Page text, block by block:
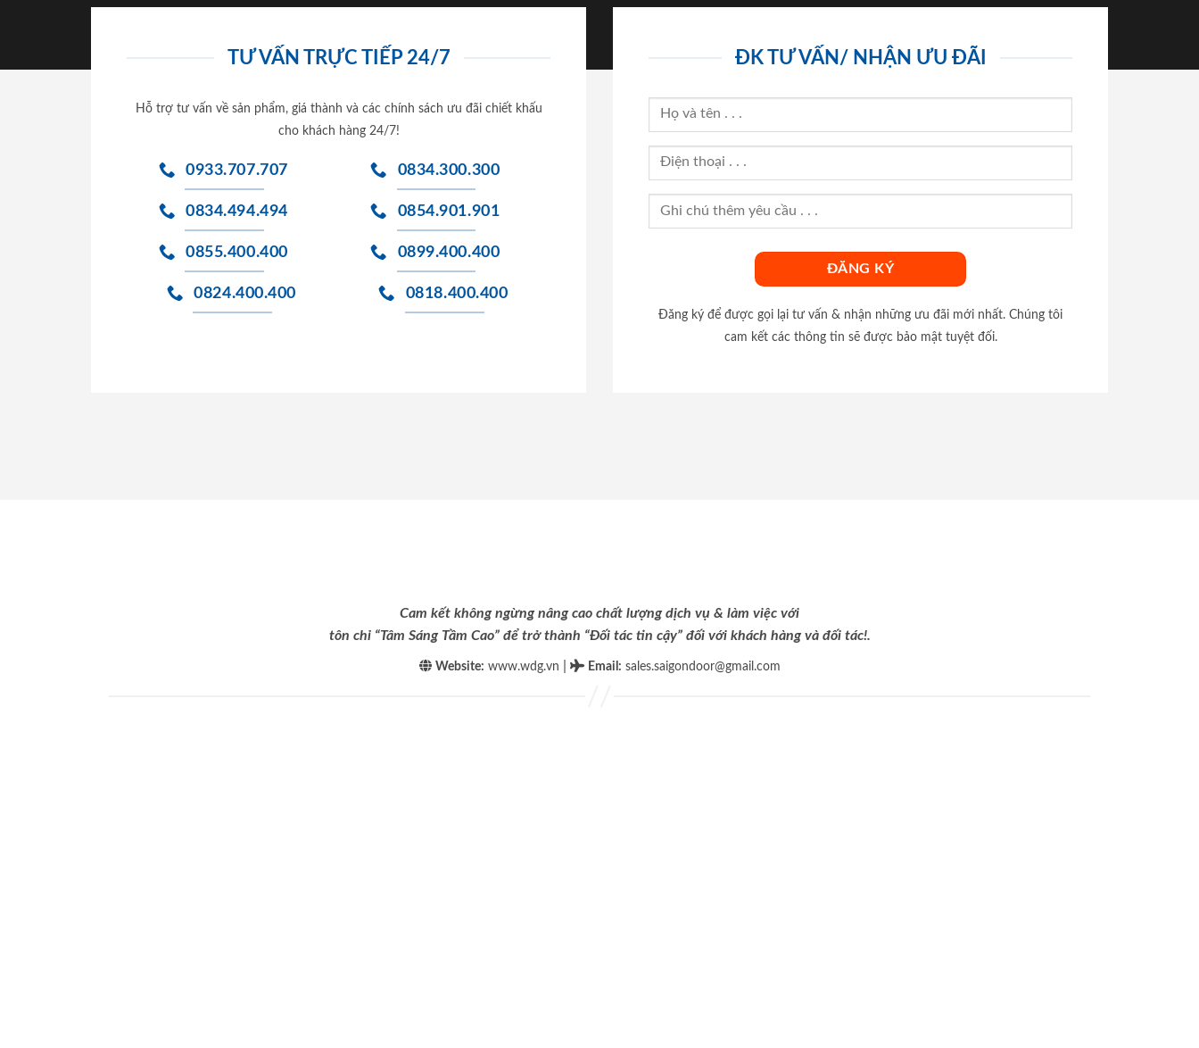
TƯ VẤN TRỰC TIẾP 24/7
Hỗ trợ tư vấn về sản phẩm, giá thành và các chính sách ưu đãi chiết khấu
cho khách hàng 24/7!
0933.707.707
0834.494.494
0855.400.400
0824.400.400
0834.300.300
0854.901.901
0899.400.400
0818.400.400
ĐK TƯ VẤN/ NHẬN ƯU ĐÃI
Đăng ký để được gọi lại tư vấn & nhận những ưu đãi mới nhất. Chúng tôi
cam kết các thông tin sẽ được bảo mật tuyệt đối.
Cam kết không ngừng nâng cao chất lượng dịch vụ & làm việc với
tôn chỉ “Tâm Sáng Tầm Cao” để trở thành “Đối tác tin cậy” đối với khách hàng và đối tác!.
Website: www.wdg.vn Email : sales.saigondoor@gmail.com